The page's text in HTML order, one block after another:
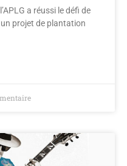
a réussi le défi de
projet de plantation